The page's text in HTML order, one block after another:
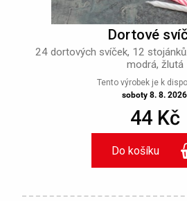
Dortové
24 dortových svíček, 12
modrá, žlutá
Tento výrobek je k
soboty 8. 8.
44 Kč